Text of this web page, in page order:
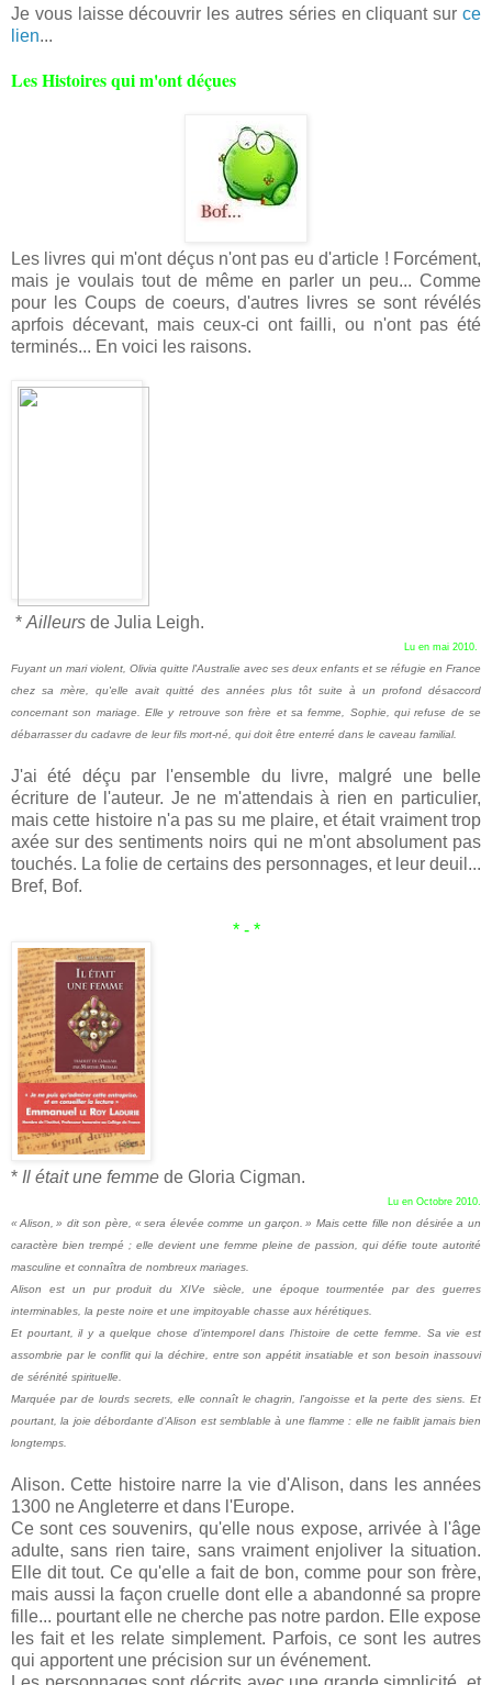
Je vous laisse découvrir les autres séries en cliquant sur ce
lien...
Les Histoires qui m'ont déçues
Les livres qui m'ont déçus n'ont pas eu d'article ! Forcément,
mais je voulais tout de même en parler un peu... Comme
pour les Coups de coeurs, d'autres livres se sont révélés
aprfois décevant, mais ceux-ci ont failli, ou n'ont pas été
terminés... En voici les raisons.
* Ailleurs de Julia Leigh.
Lu en mai 2010.
Fuyant un mari violent, Olivia quitte l'Australie avec ses deux enfants et se réfugie en France
chez sa mère, qu'elle avait quitté des années plus tôt suite à un profond désaccord
concernant son mariage. Elle y retrouve son frère et sa femme, Sophie, qui refuse de se
débarrasser du cadavre de leur fils mort-né, qui doit être enterré dans le caveau familial.
J'ai été déçu par l'ensemble du livre, malgré une belle
écriture de l'auteur. Je ne m'attendais à rien en particulier,
mais cette histoire n'a pas su me plaire, et était vraiment trop
axée sur des sentiments noirs qui ne m'ont absolument pas
touchés. La folie de certains des personnages, et leur deuil...
Bref, Bof.
* - *
* Il était une femme de Gloria Cigman.
Lu en Octobre 2010.
« Alison, » dit son père, « sera élevée comme un garçon. » Mais cette fille non désirée a un
caractère bien trempé ; elle devient une femme pleine de passion, qui défie toute autorité
masculine et connaîtra de nombreux mariages.
Alison est un pur produit du XIVe siècle, une époque tourmentée par des guerres
interminables, la peste noire et une impitoyable chasse aux hérétiques.
Et pourtant, il y a quelque chose d’intemporel dans l’histoire de cette femme. Sa vie est
assombrie par le conflit qui la déchire, entre son appétit insatiable et son besoin inassouvi
de sérénité spirituelle.
Marquée par de lourds secrets, elle connaît le chagrin, l’angoisse et la perte des siens. Et
pourtant, la joie débordante d’Alison est semblable à une flamme : elle ne faiblit jamais bien
longtemps.
Alison. Cette histoire narre la vie d'Alison, dans les années
1300 ne Angleterre et dans l'Europe.
Ce sont ces souvenirs, qu'elle nous expose, arrivée à l'âge
adulte, sans rien taire, sans vraiment enjoliver la situation.
Elle dit tout. Ce qu'elle a fait de bon, comme pour son frère,
mais aussi la façon cruelle dont elle a abandonné sa propre
fille... pourtant elle ne cherche pas notre pardon. Elle expose
les fait et les relate simplement. Parfois, ce sont les autres
qui apportent une précision sur un événement.